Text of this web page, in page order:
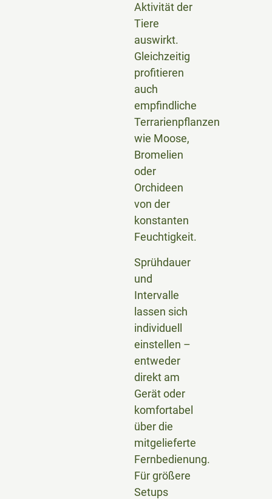
Aktivität der
Tiere
auswirkt.
Gleichzeitig
profitieren
auch
empfindliche
Terrarienpflanzen
wie Moose,
Bromelien
oder
Orchideen
von der
konstanten
Feuchtigkeit.
Sprühdauer
und
Intervalle
lassen sich
individuell
einstellen –
entweder
direkt am
Gerät oder
komfortabel
über die
mitgelieferte
Fernbedienung.
Für größere
Setups